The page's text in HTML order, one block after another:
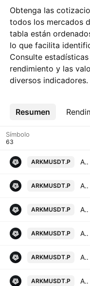
Obtenga las
todos los mercados
tabla están
lo que facilita
Consulte
rendimiento y las
diversos indicadores.
Resumen
Más
Símbolo
ARKMUSDT.P Arkham/USD Tether Perpetual Contract
ARKMUSDT.P ARKM / TetherUS PERPETUAL CONTRACT
ARKMUSDT.P Arkham / Tether USD PERPETUAL CONTRACT
ARKMUSDT.P Arkham perpetual contract
ARKMUSDT.P ARKMUSDT Perpetual Swap Contract
ARKMUSDT.P ARKM / USD TETHER PERPETUAL SWAP CONTRACT